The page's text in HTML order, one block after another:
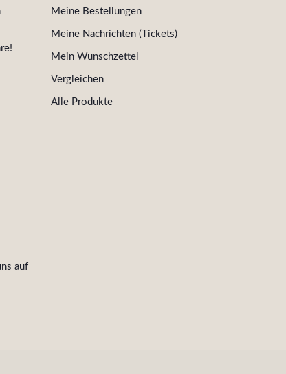
auf
Meine Bestellungen
Meine Nachrichten (Tickets)
Mein Wunschzettel
Vergleichen
Alle Produkte